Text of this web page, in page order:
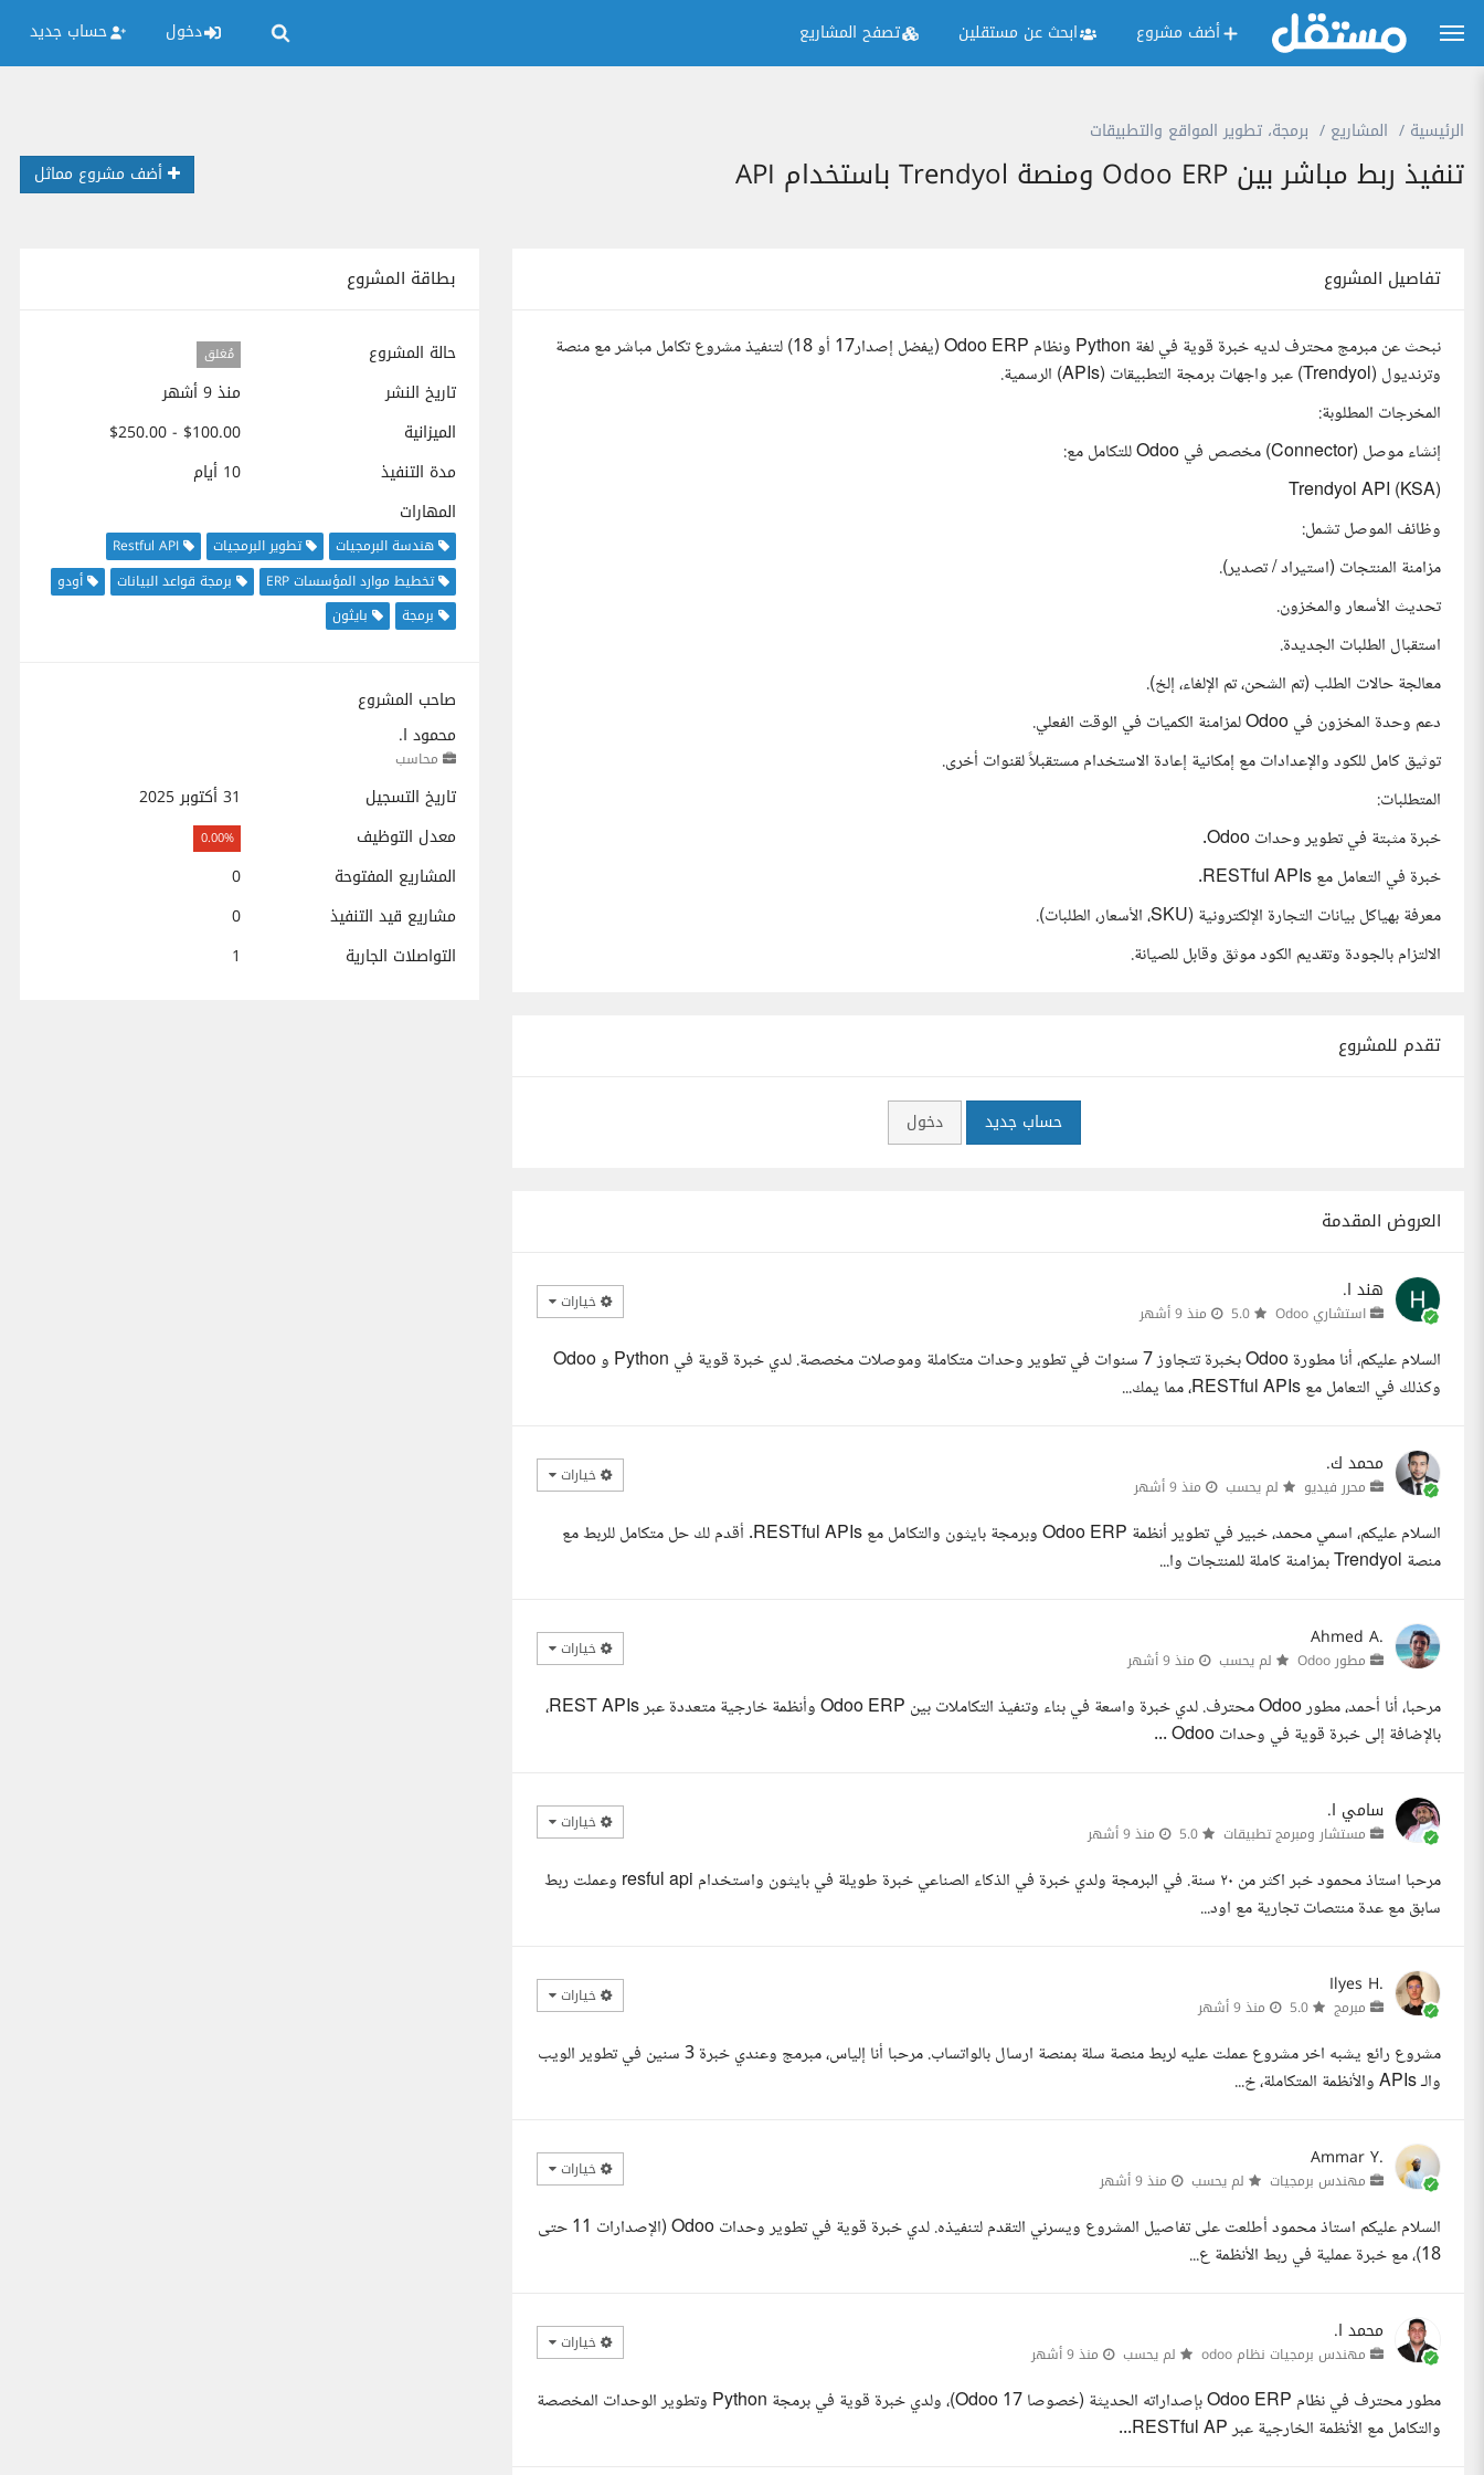
أضف مشروع ابحث عن مستقلين تصفح المشاريع دخول حساب جديد
الرئيسية المشاريع برمجة، تطوير المواقع والتطبيقات
تنفيذ ربط مباشر بين Odoo ERP ومنصة Trendyol باستخدام API أضف مشروع مماثل
بطاقة المشروع
حالة المشروع مُغلق
تاريخ النشر
منذ 9 أشهر
الميزانية
$100.00 - $250.00
مدة التنفيذ
10 أيام
المهارات
هندسة البرمجيات تطوير البرمجيات
Restful API
تخطيط موارد المؤسسات ERP
برمجة قواعد البيانات
أودو
برمجة
بايثون
صاحب المشروع
محمود ا.
محاسب
تاريخ التسجيل
31 أكتوبر 2025
معدل التوظيف
0.00%
المشاريع المفتوحة
0
مشاريع قيد التنفيذ
0
التواصلات الجارية
1
تفاصيل المشروع
نبحث عن مبرمج محترف لديه خبرة قوية في لغة Python ونظام Odoo ERP (يفضل إصدار17 أو 18) لتنفيذ مشروع تكامل مباشر مع منصة
وترنديول (Trendyol) عبر واجهات برمجة التطبيقات (APIs) الرسمية.
المخرجات المطلوبة:
إنشاء موصل (Connector) مخصص في Odoo للتكامل مع:
Trendyol API (KSA)
وظائف الموصل تشمل:
مزامنة المنتجات (استيراد / تصدير).
تحديث الأسعار والمخزون.
استقبال الطلبات الجديدة.
معالجة حالات الطلب (تم الشحن، تم الإلغاء، إلخ).
دعم وحدة المخزون في Odoo لمزامنة الكميات في الوقت الفعلي.
توثيق كامل للكود والإعدادات مع إمكانية إعادة الاستخدام مستقبلاً لقنوات أخرى.
المتطلبات:
خبرة مثبتة في تطوير وحدات Odoo.
خبرة في التعامل مع RESTful APIs.
معرفة بهياكل بيانات التجارة الإلكترونية (SKU، الأسعار، الطلبات).
الالتزام بالجودة وتقديم الكود موثق وقابل للصيانة.
تقدم للمشروع
حساب جديد دخول
العروض المقدمة
هند ا.
استشاري Odoo منذ 9 أشهر خيارات
السلام عليكم، أنا مطورة Odoo بخبرة تتجاوز 7 سنوات في تطوير وحدات متكاملة وموصلات مخصصة. لدي خبرة قوية في Python و Odoo
وكذلك في التعامل مع RESTful APIs، مما يمك...
محمد ك.
محرر فيديو لم يحسب منذ 9 أشهر خيارات
السلام عليكم، اسمي محمد، خبير في تطوير أنظمة Odoo ERP وبرمجة بايثون والتكامل مع RESTful APIs. أقدم لك حل متكامل للربط مع
منصة Trendyol بمزامنة كاملة للمنتجات وا...
Ahmed A.
مطور Odoo لم يحسب منذ 9 أشهر خيارات
مرحبا، أنا أحمد، مطور Odoo محترف. لدي خبرة واسعة في بناء وتنفيذ التكاملات بين Odoo ERP وأنظمة خارجية متعددة عبر REST APIs،
بالإضافة إلى خبرة قوية في وحدات Odoo ...
سامي ا.
مستشار ومبرمج تطبيقات منذ 9 أشهر خيارات
مرحبا استاذ محمود خبر اكثر من ٢٠ سنة. في البرمجة ولدي خبرة في الذكاء الصناعي خبرة طويلة في بايثون واستخدام resful api وعملت ربط
سابق مع عدة منتصات تجارية مع اود...
Ilyes H.
مبرمج منذ 9 أشهر خيارات
مشروع رائع يشبه اخر مشروع عملت عليه لربط منصة سلة بمنصة ارسال بالواتساب. مرحبا أنا إلياس، مبرمج وعندي خبرة 3 سنين في تطوير الويب
والـ APIs والأنظمة المتكاملة، خ...
Ammar Y.
مهندس برمجيات لم يحسب منذ 9 أشهر خيارات
السلام عليكم استاذ محمود أطلعت على تفاصيل المشروع ويسرني التقدم لتنفيذه. لدي خبرة قوية في تطوير وحدات Odoo (الإصدارات 11 حتى
18)، مع خبرة عملية في ربط الأنظمة ع...
محمد ا.
مهندس برمجيات نظام odoo لم يحسب منذ 9 أشهر خيارات
مطور محترف في نظام Odoo ERP بإصداراته الحديثة (خصوصا Odoo 17)، ولدي خبرة قوية في برمجة Python وتطوير الوحدات المخصصة
والتكامل مع الأنظمة الخارجية عبر RESTful AP...